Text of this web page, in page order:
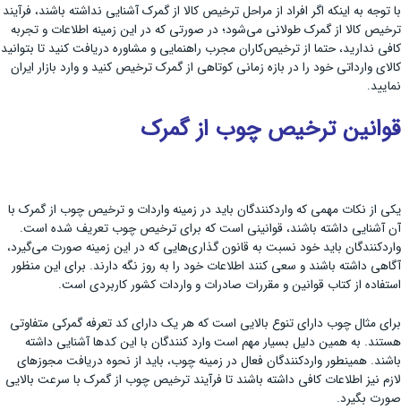
با توجه به اینکه اگر افراد از مراحل ترخیص کالا از گمرک آشنایی نداشته باشند، فرآیند
ترخیص کالا از گمرک طولانی می‌شود؛ در صورتی که در این زمینه اطلاعات و تجربه
کافی ندارید، حتما از ترخیص‌کاران مجرب راهنمایی و مشاوره دریافت کنید تا بتوانید
کالای وارداتی خود را در بازه زمانی کوتاهی از گمرک ترخیص کنید و وارد بازار ایران
نمایید.
قوانین ترخیص چوب از گمرک
یکی از نکات مهمی که واردکنندگان باید در زمینه واردات و ترخیص چوب از گمرک با
آن آشنایی داشته باشند، قوانینی است که برای ترخیص چوب تعریف شده است.
واردکنندگان باید خود نسبت به قانون گذاری‌هایی که در این زمینه صورت می‌گیرد،
آگاهی داشته باشند و سعی کنند اطلاعات خود را به روز نگه دارند. برای این منظور
استفاده از کتاب قوانین و مقررات صادرات و واردات کشور کاربردی است.
برای مثال چوب دارای تنوع بالایی است که هر یک دارای کد تعرفه گمرکی متفاوتی
هستند. به همین دلیل بسیار مهم است وارد کنندگان با این کدها آشنایی داشته
باشند. همینطور واردکنندگان فعال در زمینه چوب، باید از نحوه دریافت مجوزهای
لازم نیز اطلاعات کافی داشته باشند تا فرآیند ترخیص چوب از گمرک با سرعت بالایی
صورت بگیرد.